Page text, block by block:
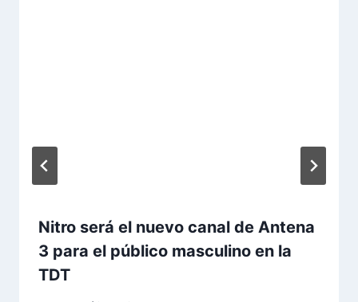
Nitro será el nuevo canal de Antena
3 para el público masculino en la
TDT